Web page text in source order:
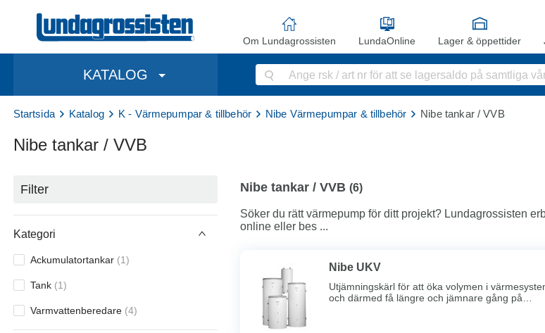
Om Lundagrossisten LundaOnline Lager & öppettider
KATALOG
Startsida Katalog K - Värmepumpar & tillbehör Nibe Värmepumpar & tillbehör Nibe tankar / VVB
Nibe tankar / VVB
Filter
Kategori
Ackumulatortankar (1)
Tank (1)
Varmvattenberedare (4)
Nibe tankar / VVB (6)
Söker du rätt värmepump för ditt projekt? Lundagrossisten
online eller bes ...
Nibe UKV
Utjämningskärl för att öka volymen i
och därmed få längre och jämnare gång på